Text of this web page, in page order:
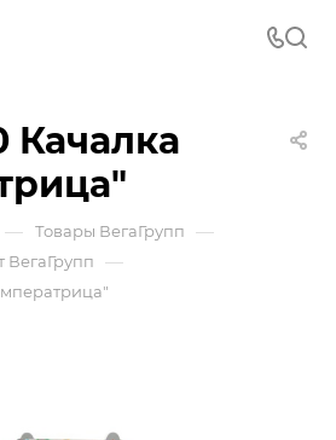
Качалка
— Товары ВегаГрупп —
ВегаГрупп —